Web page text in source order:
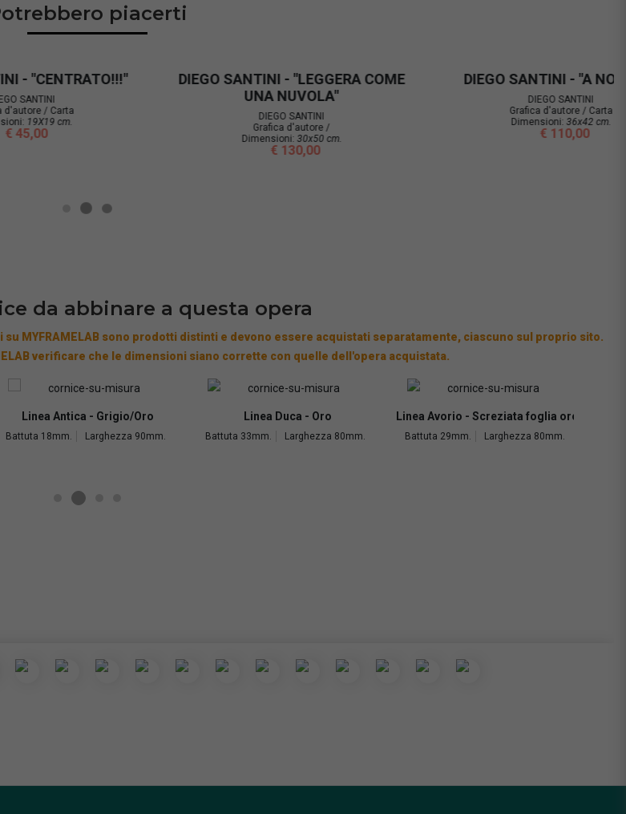
piacerti
COME
DIEGO SANTINI - "A NOI DUE!"
DIEGO SANTINI
Grafica d'autore / Carta
36x42 cm.
€ 110,00
DIEGO SANTINI - "STENDISTELLE!"
Grafica d'autore / Carta
30x50 cm.
da abbinare a questa opera
MYFRAMELAB sono prodotti distinti e devono essere acquistati separatamente, ciascuno sul proprio sito.
verificare che le dimensioni siano corrette con quelle dell'opera acquistata.